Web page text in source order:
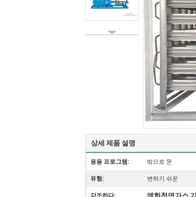
상세 제품 설명
응용 프로그램: 밖으로 문
유형: 변하기 쉬운
강조하다: